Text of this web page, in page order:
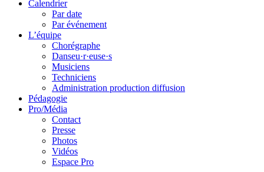
Calendrier
Par date
Par événement
L’équipe
Chorégraphe
Danseu·r·euse·s
Musiciens
Techniciens
Administration production diffusion
Pédagogie
Pro/Média
Contact
Presse
Photos
Vidéos
Espace Pro